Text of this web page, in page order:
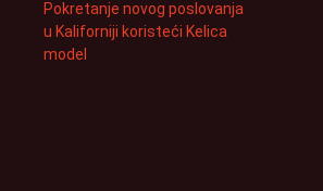
Pokretanje novog poslovanja
u Kaliforniji koristeći Kelica
model